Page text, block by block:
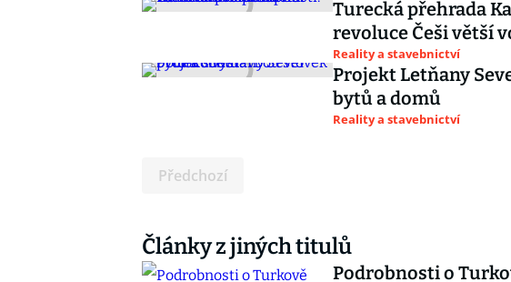
Turecká přehrada
revoluce Češi větší
Reality a stavebnictví
Projekt Letňany
bytů a domů
Reality a stavebnictví
Předchozí
Články z jiných titulů
Podrobnosti o